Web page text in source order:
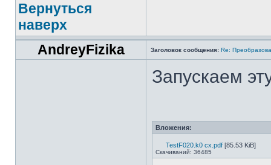
Вернуться
наверх
AndreyFizika
Заголовок сообщения: Re:
Запускаем
Вложения:
TestF020.k0 cx.pdf [85.53 KiB]
Скачиваний: 36485